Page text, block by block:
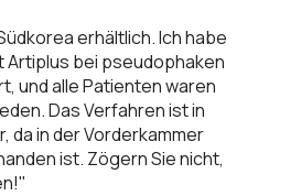
erhältlich. Ich habe
Artiplus bei pseudophaken
und alle Patienten waren
Das Verfahren ist in
da in der Vorderkammer
ist. Zögern Sie nicht,